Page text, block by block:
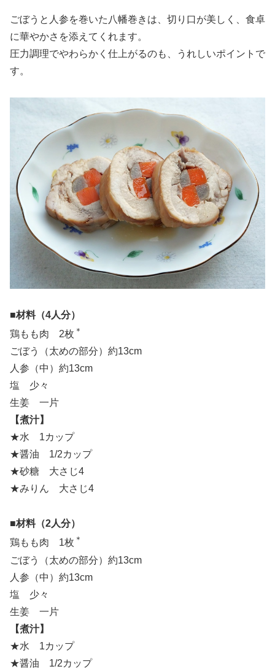
ごぼうと人参を巻いた八幡巻きは、切り口が美しく、食卓
に華やかさを添えてくれます。
圧力調理でやわらかく仕上がるのも、うれしいポイントで
す。
■材料（4人分）
鶏もも肉 2枚 ＊
ごぼう（太めの部分）約13cm
人参（中）約13cm
塩 少々
生姜 一片
【煮汁】
★水 1カップ
★醤油 1/2カップ
★砂糖 大さじ4
★みりん 大さじ4
■材料（2人分）
鶏もも肉 1枚 ＊
ごぼう（太めの部分）約13cm
人参（中）約13cm
塩 少々
生姜 一片
【煮汁】
★水 1カップ
★醤油 1/2カップ